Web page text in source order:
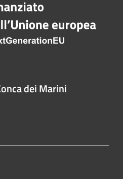
dei Marini